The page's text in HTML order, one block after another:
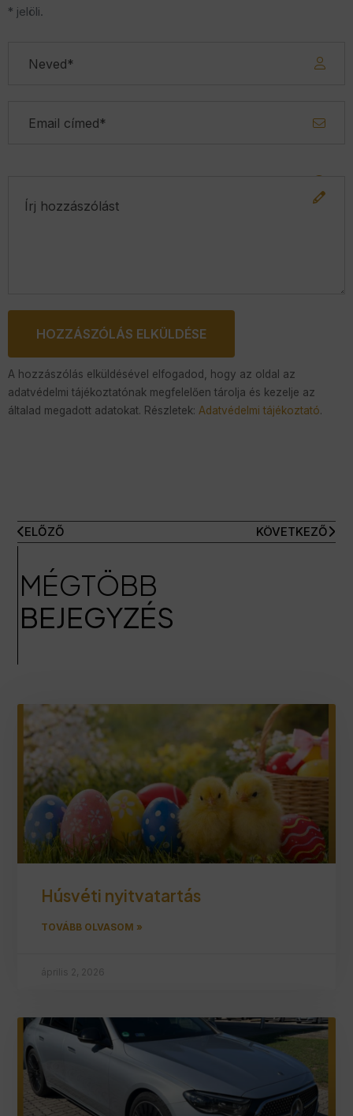
* jelöli.
HOZZÁSZÓLÁS ELKÜLDÉSE
A hozzászólás elküldésével elfogadod, hogy az oldal az
adatvédelmi tájékoztatónak megfelelően tárolja és kezelje az
általad megadott adatokat. Részletek: Adatvédelmi tájékoztató.
ELŐZŐ KÖVETKEZŐ
MÉGTÖBB
BEJEGYZÉS
Húsvéti nyitvatartás
TOVÁBB OLVASOM »
április 2, 2026